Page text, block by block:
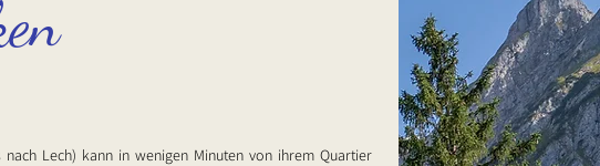
Lech) kann in wenigen Minuten von ihrem Quartier